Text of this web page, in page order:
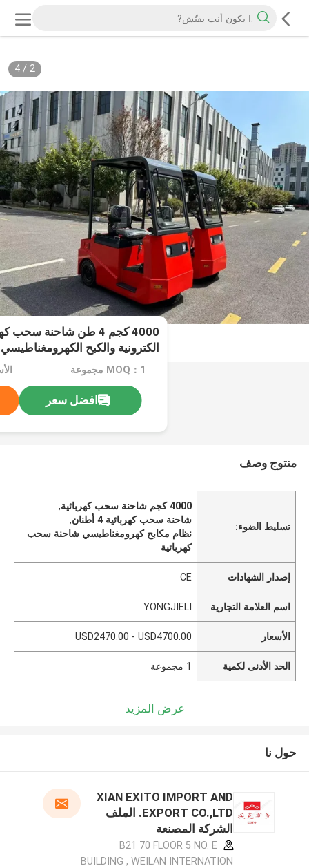
2
/
4
4000 كجم 4 طن شاحنة
الكترونية والكبح الكهرومغناطيسي
MOQ：1 مجموعة
افضل سعر
منتوج وصف
تسليط الضوء:
4000 كجم شاحنة سحب كهربائية
,
شاحنة سحب كهربائية 4 أطنان
,
نظام مكابح كهرومغناطيسي شاحنة سحب
كهربائية
إصدار الشهادات CE
اسم العلامة التجارية YONGJIELI
الأسعار USD2470.00 - USD4700.00
الحد الأدنى لكمية 1 مجموعة
عرض المزيد
حول نا
XIAN EXITO IMPORT AND
EXPORT CO.,LTD. الملف
الشركة المصنعة
B21 70 FLOOR 5 NO. E
BUILDING , WEILAN INTERNATION